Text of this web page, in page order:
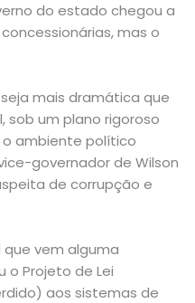
do estado chegou a
mas o
mais dramática que
sob um plano rigoroso
o ambiente político
governador de Wilson
de corrupção e
vem alguma
o Projeto de Lei
aos sistemas de